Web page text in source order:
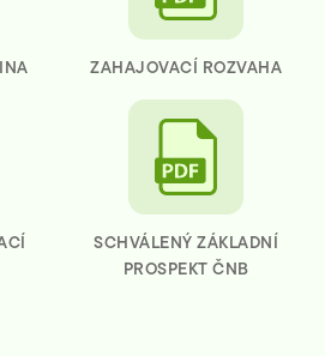
ZAHAJOVACÍ ROZVAHA
SCHVÁLENÝ ZÁKLADNÍ
PROSPEKT ČNB